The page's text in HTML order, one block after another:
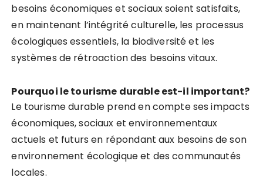
besoins économiques et sociaux soient satisfaits,
en maintenant l’intégrité culturelle, les processus
écologiques essentiels, la biodiversité et les
systèmes de rétroaction des besoins vitaux.
Pourquoi le tourisme durable est-il important?
Le tourisme durable prend en compte ses impacts
économiques, sociaux et environnementaux
actuels et futurs en répondant aux besoins de son
environnement écologique et des communautés
locales.